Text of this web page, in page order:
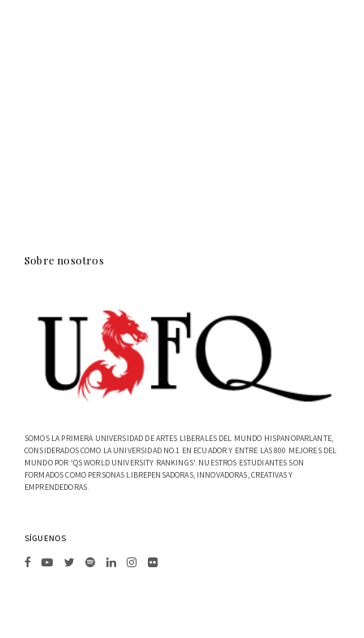
Sobre nosotros
SOMOS LA PRIMERA UNIVERSIDAD DE ARTES LIBERALES DEL MUNDO HISPANOPARLANTE,
CONSIDERADOS COMO LA UNIVERSIDAD NO.1 EN ECUADOR Y ENTRE LAS 800 MEJORES DEL
MUNDO POR 'QS WORLD UNIVERSITY RANKINGS'. NUESTROS ESTUDIANTES SON
FORMADOS COMO PERSONAS LIBREPENSADORAS, INNOVADORAS, CREATIVAS Y
EMPRENDEDORAS.
SÍGUENOS